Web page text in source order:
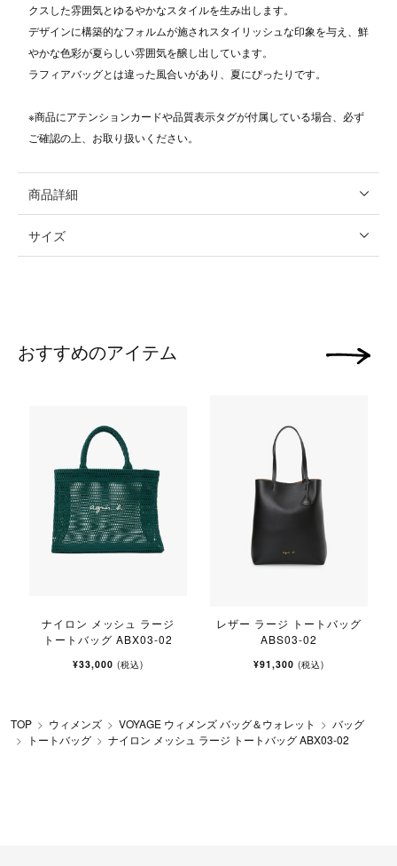
クスした雰囲気とゆるやかなスタイルを生み出します。
デザインに構築的なフォルムが施されスタイリッシュな印象を与え、鮮
やかな色彩が夏らしい雰囲気を醸し出しています。
ラフィアバッグとは違った風合いがあり、夏にぴったりです。
※商品にアテンションカードや品質表示タグが付属している場合、必ず
ご確認の上、お取り扱いください。
商品詳細
サイズ
おすすめのアイテム
ナイロン メッシュ ラージ
トートバッグ ABX03-02
¥33,000 (税込)
レザー ラージ トートバッグ
ABS03-02
¥91,300 (税込)
次の画像
TOP ウィメンズ VOYAGE ウィメンズ バッグ＆ウォレット
バッグ
トートバッグ
ナイロン メッシュ ラージ トートバッグ ABX03-02